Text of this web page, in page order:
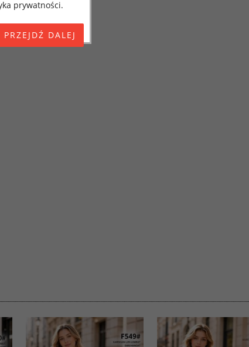
prywatności.
679 z dnia 27
i w sprawie
"ORODO",
Cię o
roku. Poniżej
przez OMEZ
zgody nie
oraz usunięcia
Twoich